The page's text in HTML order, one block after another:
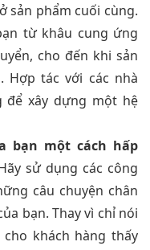
sản phẩm cuối cùng.
từ khâu cung ứng
cho đến khi sản
Hợp tác với các nhà
để xây dựng một hệ
bạn một cách hấp
sử dụng các công
câu chuyện chân
bạn. Thay vì chỉ nói
khách hàng thấy